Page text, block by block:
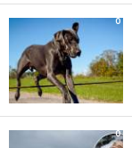
0
0